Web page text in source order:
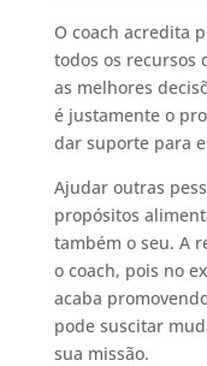
O coach acredita
todos os recursos
as melhores
é justamente o
dar suporte para
Ajudar outras
propósitos
também o seu. A
o coach, pois no
acaba
pode suscitar
sua missão.